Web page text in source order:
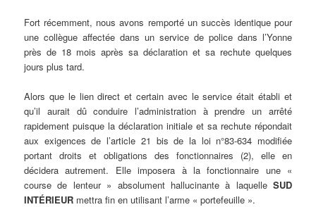
Fort récemment, nous avons remporté un succès identique pour
une collègue affectée dans un service de police dans l’Yonne
près de 18 mois après sa déclaration et sa rechute quelques
jours plus tard.
Alors que le lien direct et certain avec le service était établi et
qu’il aurait dû conduire l’administration à prendre un arrêté
rapidement puisque la déclaration initiale et sa rechute répondait
aux exigences de l’article 21 bis de la loi n°83-634 modifiée
portant droits et obligations des fonctionnaires (2), elle en
décidera autrement. Elle imposera à la fonctionnaire une «
course de lenteur » absolument hallucinante à laquelle SUD
INTÉRIEUR mettra fin en utilisant l’arme « portefeuille ».